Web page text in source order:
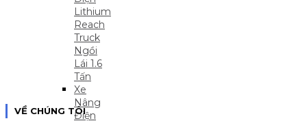
Lithium
Reach
Truck
Ngồi
Lái 1.6
Tấn
Xe
Nâng
Điện
VỀ CHÚNG TÔI